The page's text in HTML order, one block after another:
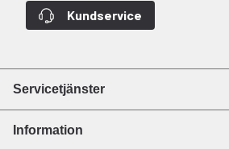
Kundservice
Servicetjänster
Information